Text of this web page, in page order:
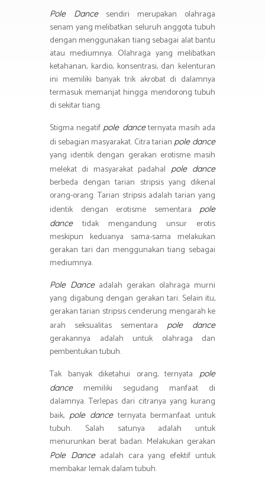
Pole Dancesendiri merupakan olahraga
senam yang melibatkan seluruh anggota tubuh
dengan menggunakan tiang sebagai alat bantu
atau mediumnya. Olahraga yang melibatkan
ketahanan, kardio, konsentrasi, dan kelenturan
ini memiliki banyak trik akrobat di dalamnya
termasuk memanjat hingga mendorong tubuh
di sekitar tiang.
Stigma negatifpole danceternyata masih ada
di sebagian masyarakat. Citra tarian pole dance
yang identik dengan gerakan erotisme masih
melekat di masyarakat padahal
pole dance
berbeda dengan tarian stripsis yang dikenal
orang-orang. Tarian stripsis adalah tarian yang
identik dengan erotisme sementara
pole
dancetidak mengandung unsur erotis
meskipun keduanya sama-sama melakukan
gerakan tari dan menggunakan tiang sebagai
mediumnya.
Pole Danceadalah gerakan olahraga murni
yang digabung dengan gerakan tari. Selain itu,
gerakan tarian stripsis cenderung mengarah ke
arah seksualitas sementara
pole dance
gerakannya adalah untuk olahraga dan
pembentukan tubuh.
Tak banyak diketahui orang, ternyata
pole
dancememiliki segudang manfaat di
dalamnya. Terlepas dari citranya yang kurang
baik, pole danceternyata bermanfaat untuk
tubuh. Salah satunya adalah untuk
menurunkan berat badan. Melakukan gerakan
Pole Danceadalah cara yang efektif untuk
membakar lemak dalam tubuh.